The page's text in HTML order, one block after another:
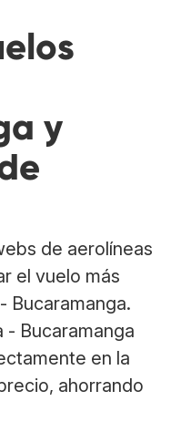
y
de aerolíneas
el vuelo más
Bucaramanga.
- Bucaramanga
en la
ahorrando